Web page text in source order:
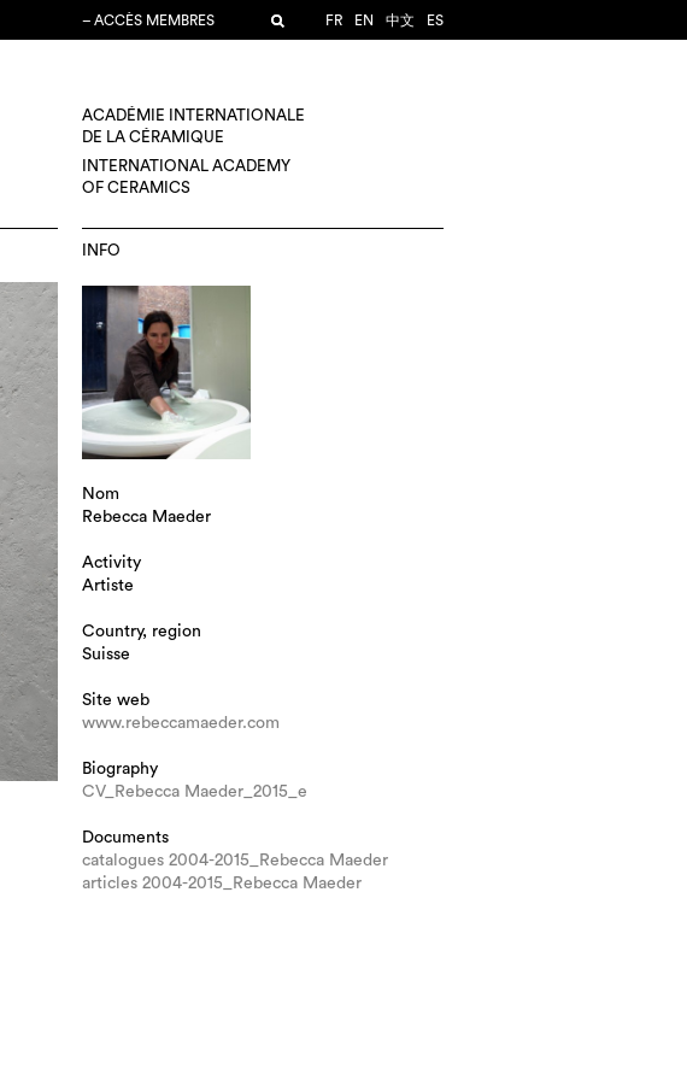
– ACCÈS MEMBRES FR EN 中文 ES
ACADÉMIE INTERNATIONALE
DE LA CÉRAMIQUE
INTERNATIONAL ACADEMY
OF CERAMICS
INFO
Nom
Rebecca Maeder
Activity
Artiste
Country, region
Suisse
Site web
www.rebeccamaeder.com
Biography
CV_Rebecca Maeder_2015_e
Documents
catalogues 2004-2015_Rebecca Maeder
articles 2004-2015_Rebecca Maeder